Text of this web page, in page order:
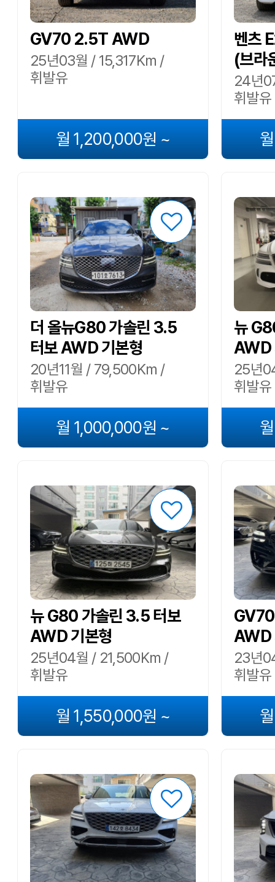
GV70 2.5T AWD
25년03월 / 15,317Km /
휘발유
월 1,200,000원 ~
벤츠
(브라
24년
휘발유
더 올뉴G80 가솔린 3.5
터보 AWD 기본형
20년11월 / 79,500Km /
휘발유
월 1,000,000원 ~
뉴
AWD
25년
휘발유
뉴 G80 가솔린 3.5 터보
AWD 기본형
25년04월 / 21,500Km /
휘발유
월 1,550,000원 ~
AWD
23년
휘발유